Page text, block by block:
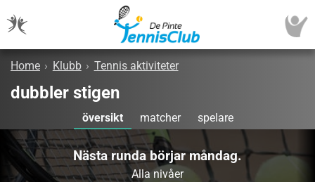
Home › Klubb › Tennis aktiviteter
dubbler stigen
översikt matcher spelare
Nästa runda börjar måndag.
Alla nivåer